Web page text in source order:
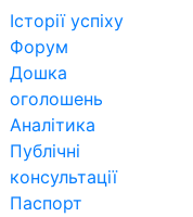
Історії успіху
Форум
Дошка
оголошень
Аналітика
Публічні
консультації
Паспорт